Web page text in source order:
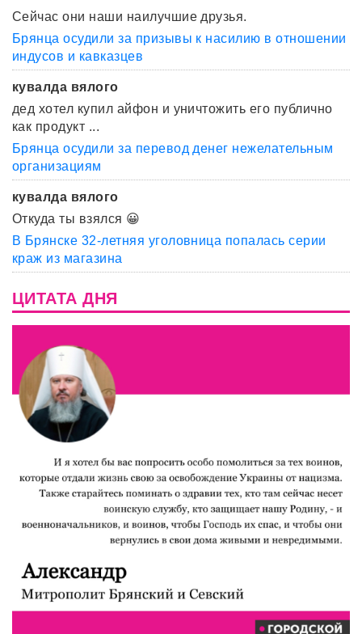
Сейчас они наши наилучшие друзья.
Брянца осудили за призывы к насилию в отношении
индусов и кавказцев
кувалда вялого
дед хотел купил айфон и уничтожить его публично
как продукт ...
Брянца осудили за перевод денег нежелательным
организациям
кувалда вялого
Откуда ты взялся 😀
В Брянске 32-летняя уголовница попалась серии
краж из магазина
ЦИТАТА ДНЯ